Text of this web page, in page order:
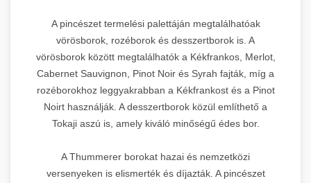
A pincészet termelési palettáján megtalálhatóak
vörösborok, rozéborok és desszertborok is. A
vörösborok között megtalálhatók a Kékfrankos, Merlot,
Cabernet Sauvignon, Pinot Noir és Syrah fajták, míg a
rozéborokhoz leggyakrabban a Kékfrankost és a Pinot
Noirt használják. A desszertborok közül említhető a
Tokaji aszú is, amely kiváló minőségű édes bor.
A Thummerer borokat hazai és nemzetközi
versenyeken is elismerték és díjazták. A pincészet